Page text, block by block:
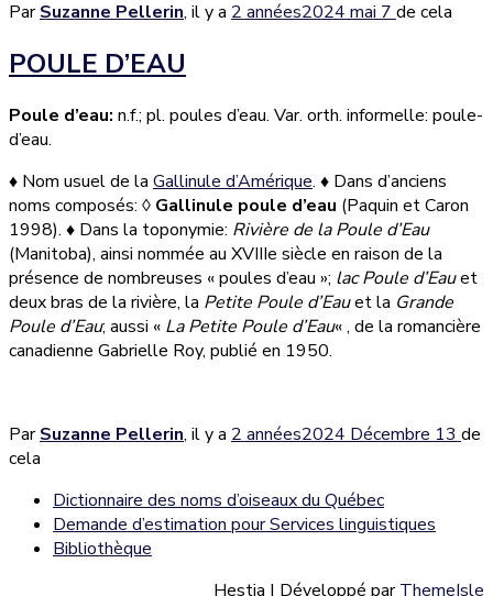
ParSuzanne Pellerin, il y a 2 années2024 mai 7 de cela
POULE D’EAU
Poule d’eau: n.f.; pl. poules d’eau. Var. orth. informelle: poule-
d’eau.
♦ Nom usuel de la Gallinule d’Amérique. ♦ Dans d’anciens
noms composés: ◊ Gallinule poule d’eau (Paquin et Caron
1998). ♦ Dans la toponymie: Rivière de la Poule d’Eau
(Manitoba), ainsi nommée au XVIIIe siècle en raison de la
présence de nombreuses «poules d’eau »; lac Poule d’Eauet
deux bras de la rivière, la Petite Poule d’Eauet la Grande
Poule d’Eau; aussi « La Petite Poule d’Eau« , de la romancière
canadienne Gabrielle Roy, publié en 1950.
ParSuzanne Pellerin, il y a 2 années2024 Décembre 13 de
cela
Dictionnaire des noms d’oiseaux du Québec
Demande d’estimation pour Services linguistiques
Bibliothèque
Hestia | Développé parThemeIsle